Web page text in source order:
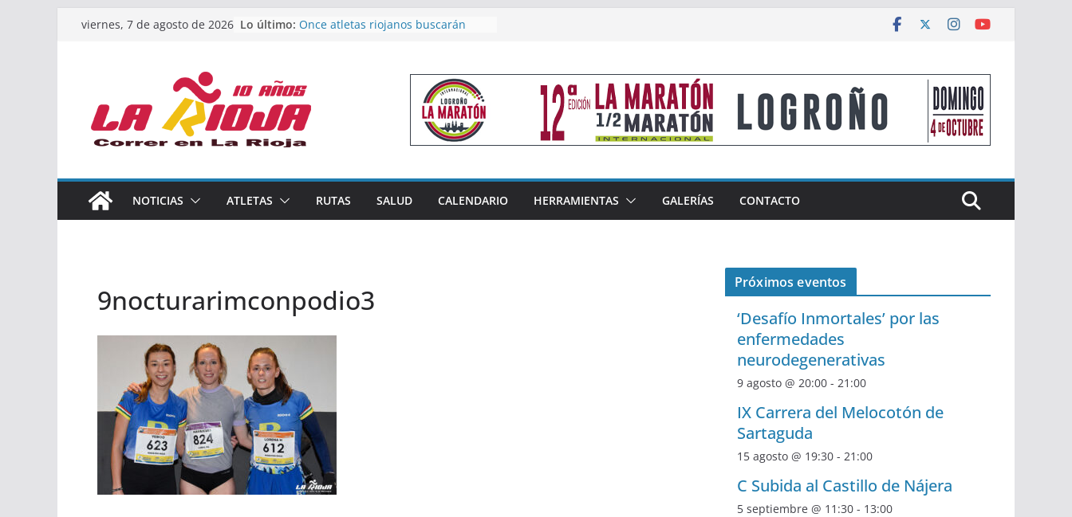
Saltarviernes, 7 de agosto de 2026 Lo último: Once atletas riojanos buscarán
Un bronce en 4×400 y tres puestos
de finalista cierran la participación
riojana en en Nacional de Málaga
El equipo femenino del Tritones
Rioja alcanza el podio nacional de
Acuatlón en Calahorra
España absoluto en Disco
Calahorra acoge este fin de semana
NOTICIAS ATLETAS RUTAS SALUD CALENDARIO HERRAMIENTAS GALERÍAS CONTACTO
9nocturarimconpodio3
Próximos eventos
‘Desafío Inmortales’ por las
enfermedades
neurodegenerativas
9 agosto @ 20:00 - 21:00
IX Carrera del Melocotón de
Sartaguda
15 agosto @ 19:30 - 21:00
C Subida al Castillo de Nájera
5 septiembre @ 11:30 - 13:00